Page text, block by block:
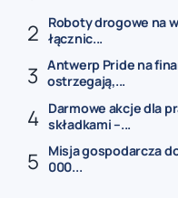
Roboty drogowe na
łącznic...
Antwerp Pride na
ostrzegają,...
Darmowe akcje dla
składkami –...
Misja gospodarcza
000...